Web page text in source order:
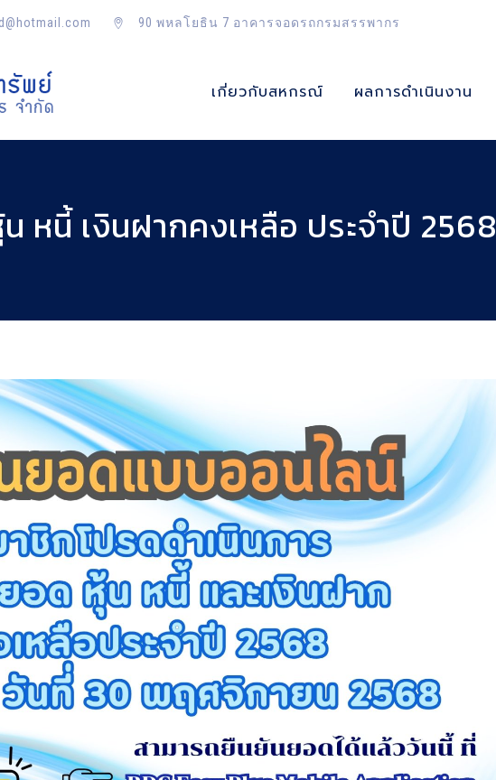
90 พหลโยธิน 7 อาคารจอดรถกรมสรรพากร
เกี่ยวกับสหกรณ์ ผลการดำเนินงาน
หนี้ เงินฝากคงเหลือ ประจำปี 2568